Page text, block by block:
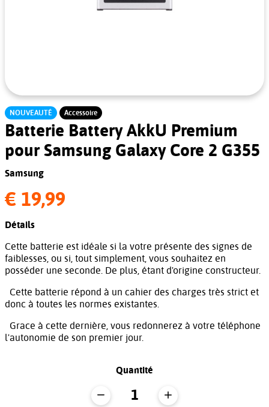
NOUVEAUTÉ Accessoire
Batterie Battery AkkU Premium
pour Samsung Galaxy Core 2 G355
Samsung
€ 19,99
Détails
Cette batterie est idéale si la votre présente des signes de
faiblesses, ou si, tout simplement, vous souhaitez en
posséder une seconde. De plus, étant d'origine constructeur.
Cette batterie répond à un cahier des charges très strict et
donc à toutes les normes existantes.
Grace à cette dernière, vous redonnerez à votre téléphone
l'autonomie de son premier jour.
Quantité